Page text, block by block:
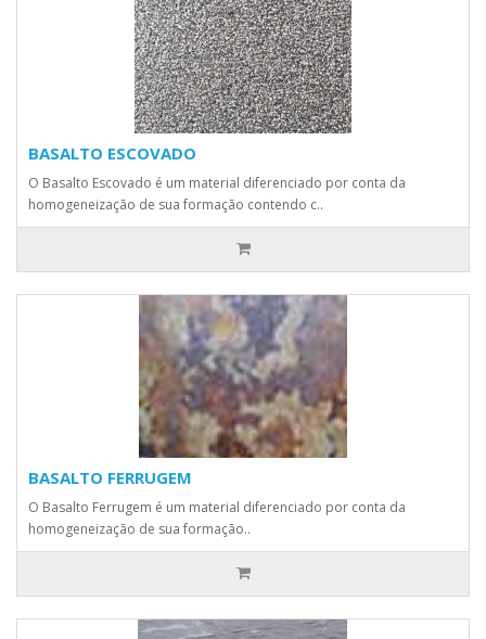
BASALTO ESCOVADO
O Basalto Escovado é um material diferenciado por conta da
homogeneização de sua formação contendo c..
BASALTO FERRUGEM
O Basalto Ferrugem é um material diferenciado por conta da
homogeneização de sua formação..